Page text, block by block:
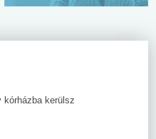
kórházba kerülsz